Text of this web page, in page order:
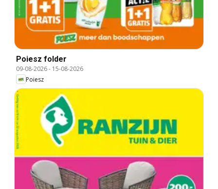
Poiesz folder
09-08-2026- 15-08-2026
Poiesz